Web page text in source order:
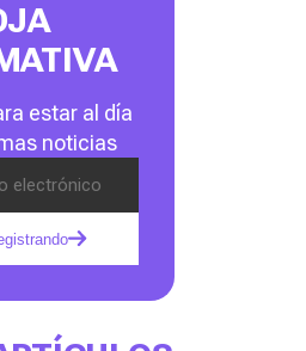
estar al día
noticias